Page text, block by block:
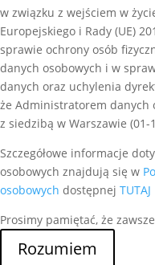
w związku z wejściem w
Europejskiego i Rady (UE)
sprawie ochrony osób
danych osobowych i w
danych oraz uchylenia
że Administratorem danych
z siedzibą w Warszawie (01-
Szczegółowe informacje
osobowych znajdują się w
osobowych dostępnej TUTAJ
Prosimy pamiętać, że
Rozumiem